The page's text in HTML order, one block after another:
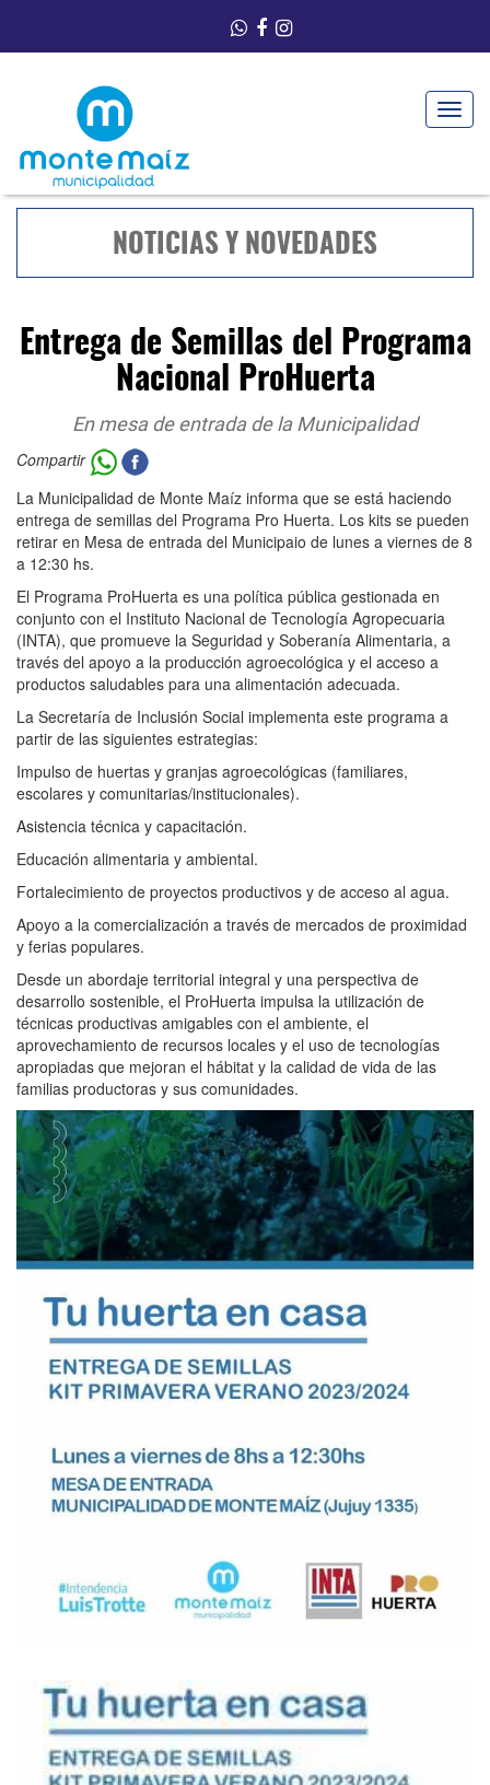
Toggle
NOTICIAS Y NOVEDADES
Entrega de Semillas del Programa
Nacional ProHuerta
En mesa de entrada de la Municipalidad
Compartir
La Municipalidad de Monte Maíz informa que se está haciendo
entrega de semillas del Programa Pro Huerta. Los kits se pueden
retirar en Mesa de entrada del Municipaio de lunes a viernes de 8
a 12:30 hs.
El Programa ProHuerta es una política pública gestionada en
conjunto con el Instituto Nacional de Tecnología Agropecuaria
(INTA), que promueve la Seguridad y Soberanía Alimentaria, a
través del apoyo a la producción agroecológica y el acceso a
productos saludables para una alimentación adecuada.
La Secretaría de Inclusión Social implementa este programa a
partir de las siguientes estrategias:
Impulso de huertas y granjas agroecológicas (familiares,
escolares y comunitarias/institucionales).
Asistencia técnica y capacitación.
Educación alimentaria y ambiental.
Fortalecimiento de proyectos productivos y de acceso al agua.
Apoyo a la comercialización a través de mercados de proximidad
y ferias populares.
Desde un abordaje territorial integral y una perspectiva de
desarrollo sostenible, el ProHuerta impulsa la utilización de
técnicas productivas amigables con el ambiente, el
aprovechamiento de recursos locales y el uso de tecnologías
apropiadas que mejoran el hábitat y la calidad de vida de las
familias productoras y sus comunidades.